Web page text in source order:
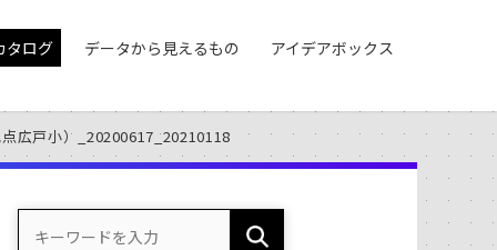
タログ データから見えるもの アイデアボックス
広戸小）_20200617_20210118